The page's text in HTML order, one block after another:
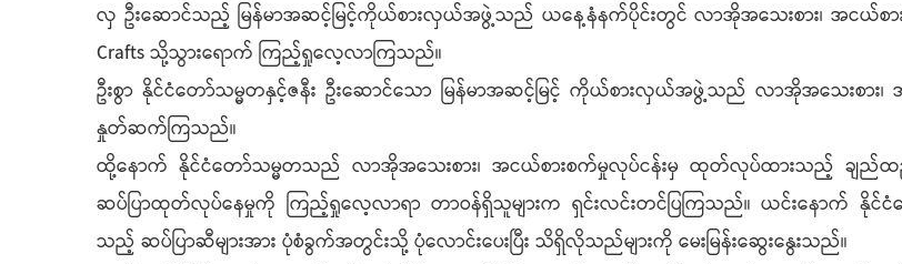
လှ ဦးဆောင်သည့် မြန်မာအဆင့်မြင့်ကိုယ်စားလှယ်အဖွဲ့သည် ယနေ့နံနက်ပိုင်းတွင် လာအိုအသေးစား၊ အငယ်စားစက်မှု
Crafts သို့သွားရောက် ကြည့်ရှုလေ့လာကြသည်။
ဦးစွာ နိုင်ငံတော်သမ္မတနှင့်ဇနီး ဦးဆောင်သော မြန်မာအဆင့်မြင့် ကိုယ်စားလှယ်အဖွဲ့သည် လာအိုအသေးစား
နှုတ်ဆက်ကြသည်။
ထို့နောက် နိုင်ငံတော်သမ္မတသည် လာအိုအသေးစား၊ အငယ်စားစက်မှုလုပ်ငန်းမှ ထုတ်လုပ်ထားသည့် ချည်ထည်မျ
ဆပ်ပြာထုတ်လုပ်နေမှုကို ကြည့်ရှုလေ့လာရာ တာဝန်ရှိသူများက ရှင်းလင်းတင်ပြကြသည်။ ယင်းနောက် နို
သည့် ဆပ်ပြာဆီများအား ပုံစံခွက်အတွင်းသို့ ပုံလောင်းပေးပြီး သိရှိလိုသည်များကို မေးမြန်းဆွေးနွေးသည်။